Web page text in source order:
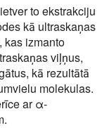
to ekstrakciju
kā ultraskaņas
kas izmanto
viļņus,
kā rezultātā
molekulas.
ar α-